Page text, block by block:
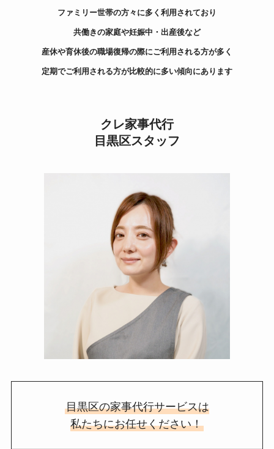
ファミリー世帯の方々に多く利用されており
共働きの家庭や妊娠中・出産後など
産休や育休後の職場復帰の際にご利用される方が多く
定期でご利用される方が比較的に多い傾向にあります
クレ家事代行
目黒区スタッフ
目黒区の家事代行サービスは
私たちにお任せください！